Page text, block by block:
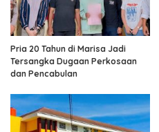
Pria 20 Tahun di Marisa Jadi
Tersangka Dugaan Perkosaan
dan Pencabulan